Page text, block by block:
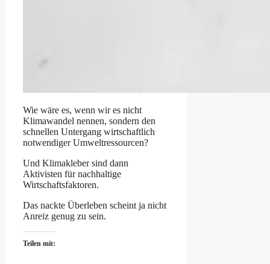
Wie wäre es, wenn wir es nicht
Klimawandel nennen, sondern den
schnellen Untergang wirtschaftlich
notwendiger Umweltressourcen?
Und Klimakleber sind dann
Aktivisten für nachhaltige
Wirtschaftsfaktoren.
Das nackte Überleben scheint ja nicht
Anreiz genug zu sein.
Teilen mit: